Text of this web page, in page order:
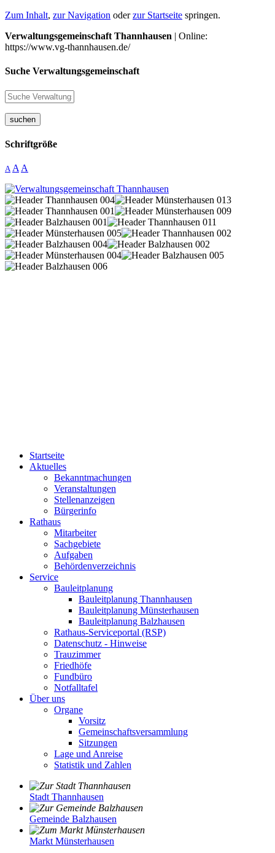
Zum Inhalt, zur Navigation oderzur Startseite springen.
Verwaltungsgemeinschaft Thannhausen | Online:
https://www.vg-thannhausen.de/
Suche Verwaltungsgemeinschaft
suchen
Schriftgröße
A A A
Startseite
Aktuelles
Bekanntmachungen
Veranstaltungen
Stellenanzeigen
Bürgerinfo
Rathaus
Mitarbeiter
Sachgebiete
Aufgaben
Behördenverzeichnis
Service
Bauleitplanung
Bauleitplanung Thannhausen
Bauleitplanung Münsterhausen
Bauleitplanung Balzhausen
Rathaus-Serviceportal (RSP)
Datenschutz - Hinweise
Trauzimmer
Friedhöfe
Fundbüro
Notfalltafel
Über uns
Organe
Vorsitz
Gemeinschaftsversammlung
Sitzungen
Lage und Anreise
Statistik und Zahlen
Stadt Thannhausen
Gemeinde Balzhausen
Markt Münsterhausen